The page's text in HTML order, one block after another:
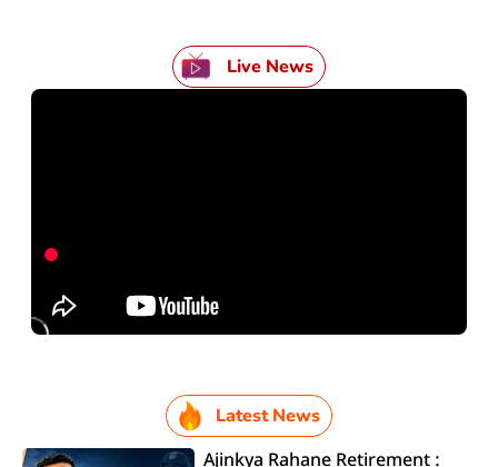
Live News
Latest News
Ajinkya Rahane Retirement :